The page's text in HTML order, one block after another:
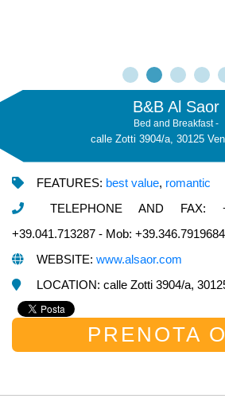
B&B Al Saor
Bed and Breakfast -
calle Zotti 3904/a, 30125
FEATURES: best value, romantic
TELEPHONE AND FAX:
+39.041.713287 - Mob:
WEBSITE: www.alsaor.com
LOCATION: calle Zotti 3904/a,
PRENOTA